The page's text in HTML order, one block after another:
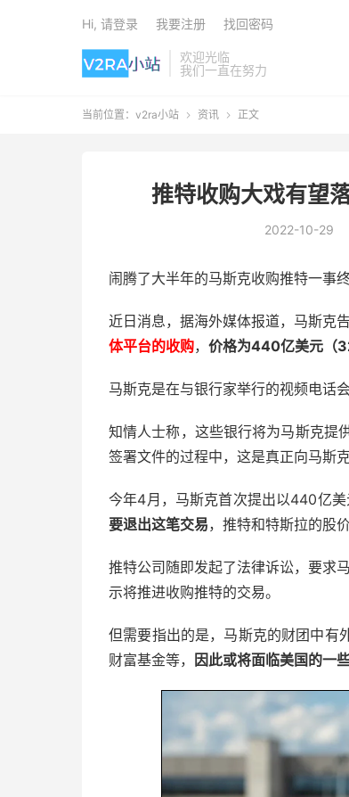
欢迎光临
我们一直在努力
Hi, 请登录 我要注册 找回密码
当前位置： v2ra小站  资讯  正文
推特收购大戏有望
2022-10-29
闹腾了大半年的马斯克收购推特一事
近日消息，据海外媒体报道，马斯克
体平台的收购， 价格为440亿美元（
马斯克是在与银行家举行的视频电话
知情人士称，这些银行将为马斯克提
签署文件的过程中，这是真正向马斯
今年4月，马斯克首次提出以440亿
要退出这笔交易，推特和特斯拉的股
推特公司随即发起了法律诉讼，要求
示将推进收购推特的交易。
但需要指出的是，马斯克的财团中有
财富基金等，
因此或将面临美国的一